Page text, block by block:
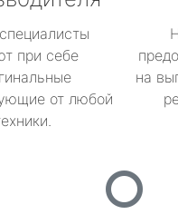
при себе
от любой
на